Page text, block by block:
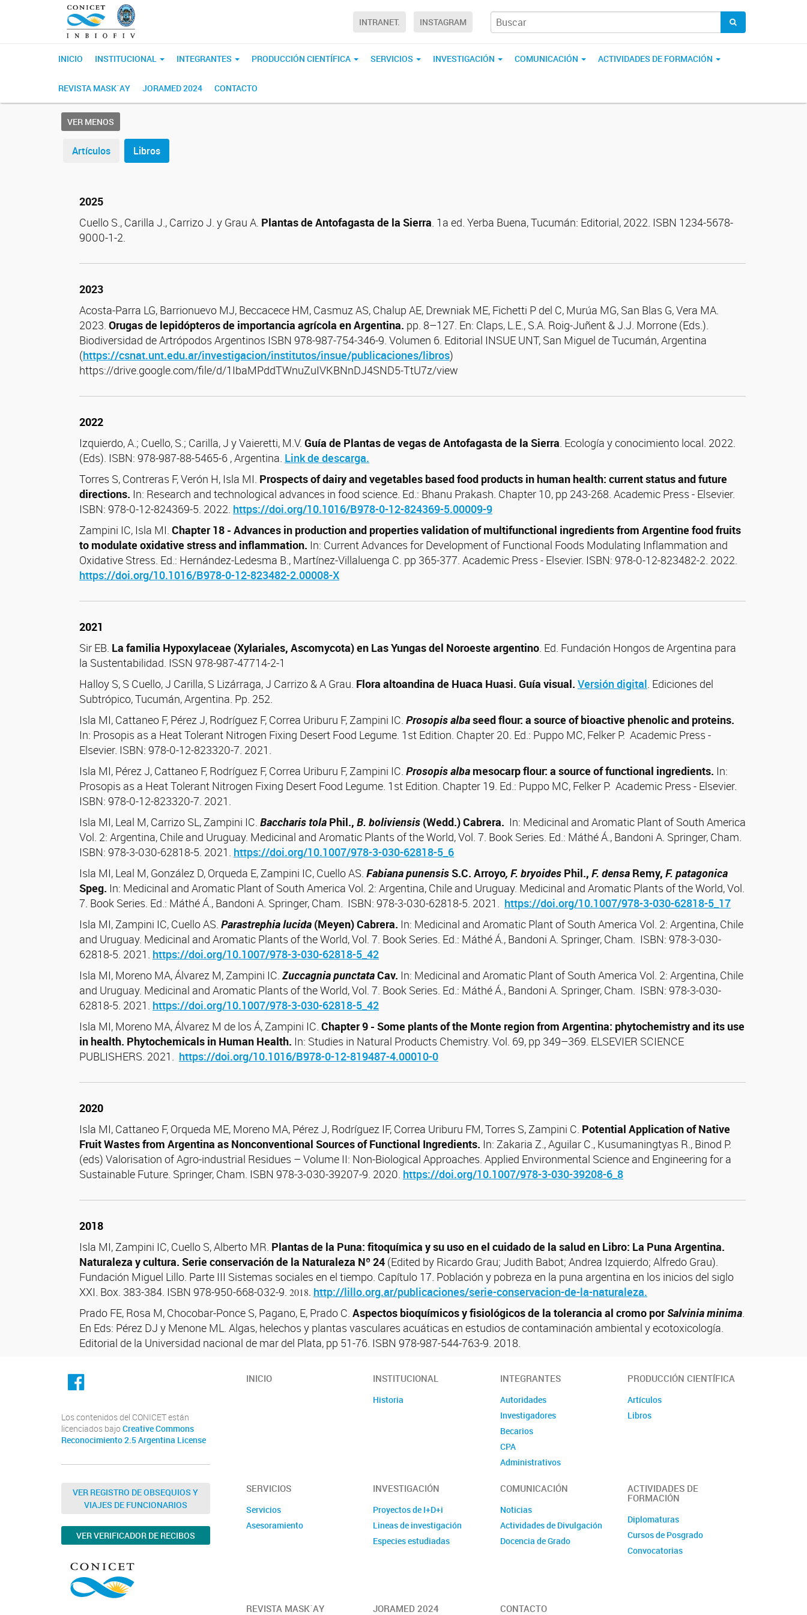
INTRANET. INSTAGRAM
INICIO INSTITUCIONAL INTEGRANTES PRODUCCIÓN CIENTÍFICA SERVICIOS INVESTIGACIÓN COMUNICACIÓN ACTIVIDADES DE FORMACIÓN
REVISTA MASK´AY JORAMED 2024 CONTACTO
VER MENOS
Artículos Libros
2025
Cuello S., Carilla J., Carrizo J. y Grau A. Plantas de Antofagasta de la Sierra. 1a ed. Yerba Buena, Tucumán: Editorial, 2022. ISBN 1234-5678-
9000-1-2.
2023
Acosta-Parra LG, Barrionuevo MJ, Beccacece HM, Casmuz AS, Chalup AE, Drewniak ME, Fichetti P del C, Murúa MG, San Blas G, Vera MA.
2023. Orugas de lepidópteros de importancia agrícola en Argentina. pp. 8–127. En: Claps, L.E., S.A. Roig-Juñent & J.J. Morrone (Eds.).
Biodiversidad de Artrópodos Argentinos ISBN 978-987-754-346-9. Volumen 6. Editorial INSUE UNT, San Miguel de Tucumán, Argentina
(https://csnat.unt.edu.ar/investigacion/institutos/insue/publicaciones/libros)
https://drive.google.com/file/d/1IbaMPddTWnuZuIVKBNnDJ4SND5-TtU7z/view
2022
Izquierdo, A.; Cuello, S.; Carilla, J y Vaieretti, M.V. Guía de Plantas de vegas de Antofagasta de la Sierra. Ecología y conocimiento local. 2022.
(Eds). ISBN: 978-987-88-5465-6 , Argentina. Link de descarga.
Torres S, Contreras F, Verón H, Isla MI. Prospects of dairy and vegetables based food products in human health: current status and future
directions. In: Research and technological advances in food science. Ed.: Bhanu Prakash. Chapter 10, pp 243-268. Academic Press - Elsevier.
ISBN: 978-0-12-824369-5. 2022. https://doi.org/10.1016/B978-0-12-824369-5.00009-9
Zampini IC, Isla MI. Chapter 18 - Advances in production and properties validation of multifunctional ingredients from Argentine food fruits
to modulate oxidative stress and inflammation. In: Current Advances for Development of Functional Foods Modulating Inflammation and
Oxidative Stress. Ed.: Hernández-Ledesma B., Martínez-Villaluenga C. pp 365-377. Academic Press - Elsevier. ISBN: 978-0-12-823482-2. 2022.
https://doi.org/10.1016/B978-0-12-823482-2.00008-X
2021
Sir EB. La familia Hypoxylaceae (Xylariales, Ascomycota) en Las Yungas del Noroeste argentino. Ed. Fundación Hongos de Argentina para
la Sustentabilidad. ISSN 978-987-47714-2-1
Halloy S, S Cuello, J Carilla, S Lizárraga, J Carrizo & A Grau. Flora altoandina de Huaca Huasi. Guía visual. Versión digital. Ediciones del
Subtrópico, Tucumán, Argentina. Pp. 252.
Isla MI, Cattaneo F, Pérez J, Rodríguez F, Correa Uriburu F, Zampini IC. Prosopis albaseed flour: a source of bioactive phenolic and proteins.
In: Prosopis as a Heat Tolerant Nitrogen Fixing Desert Food Legume. 1st Edition. Chapter 20. Ed.: Puppo MC, Felker P. Academic Press -
Elsevier. ISBN: 978-0-12-823320-7. 2021.
Isla MI, Pérez J, Cattaneo F, Rodríguez F, Correa Uriburu F, Zampini IC. Prosopis alba mesocarp flour: a source of functional ingredients. In:
Prosopis as a Heat Tolerant Nitrogen Fixing Desert Food Legume. 1st Edition. Chapter 19. Ed.: Puppo MC, Felker P. Academic Press - Elsevier.
ISBN: 978-0-12-823320-7. 2021.
Isla MI, Leal M, Carrizo SL, Zampini IC. Baccharis tola Phil., B. boliviensis (Wedd.) Cabrera. In: Medicinal and Aromatic Plant of South America
Vol. 2: Argentina, Chile and Uruguay. Medicinal and Aromatic Plants of the World, Vol. 7. Book Series. Ed.: Máthé Á., Bandoni A. Springer, Cham.
ISBN: 978-3-030-62818-5. 2021. https://doi.org/10.1007/978-3-030-62818-5_6
Isla MI, Leal M, González D, Orqueda E, Zampini IC, Cuello AS. Fabiana punensisS.C. Arroyo, F. bryoides Phil., F. densa Remy, F. patagonica
Speg. In: Medicinal and Aromatic Plant of South America Vol. 2: Argentina, Chile and Uruguay. Medicinal and Aromatic Plants of the World, Vol.
7. Book Series. Ed.: Máthé Á., Bandoni A. Springer, Cham. ISBN: 978-3-030-62818-5. 2021. https://doi.org/10.1007/978-3-030-62818-5_17
Isla MI, Zampini IC, Cuello AS. Parastrephia lucida (Meyen) Cabrera. In: Medicinal and Aromatic Plant of South America Vol. 2: Argentina, Chile
and Uruguay. Medicinal and Aromatic Plants of the World, Vol. 7. Book Series. Ed.: Máthé Á., Bandoni A. Springer, Cham. ISBN: 978-3-030-
62818-5. 2021. https://doi.org/10.1007/978-3-030-62818-5_42
Isla MI, Moreno MA, Álvarez M, Zampini IC. Zuccagnia punctataCav. In: Medicinal and Aromatic Plant of South America Vol. 2: Argentina, Chile
and Uruguay. Medicinal and Aromatic Plants of the World, Vol. 7. Book Series. Ed.: Máthé Á., Bandoni A. Springer, Cham. ISBN: 978-3-030-
62818-5. 2021. https://doi.org/10.1007/978-3-030-62818-5_42
Isla MI, Moreno MA,Álvarez M de los Á, Zampini IC. Chapter 9 - Some plants of the Monte region from Argentina: phytochemistry and its use
in health. Phytochemicals in Human Health. In: Studies in Natural Products Chemistry. Vol. 69, pp 349–369. ELSEVIER SCIENCE
PUBLISHERS. 2021. https://doi.org/10.1016/B978-0-12-819487-4.00010-0
2020
Isla MI, Cattaneo F, Orqueda ME, Moreno MA, Pérez J, Rodríguez IF, Correa Uriburu FM,Torres S,Zampini C. Potential Application of Native
Fruit Wastes from Argentina as Nonconventional Sources of Functional Ingredients. In: Zakaria Z., Aguilar C., Kusumaningtyas R., Binod P.
(eds) Valorisation of Agro-industrial Residues – Volume II: Non-Biological Approaches. Applied Environmental Science and Engineering for a
Sustainable Future. Springer, Cham. ISBN 978-3-030-39207-9. 2020. https://doi.org/10.1007/978-3-030-39208-6_8
2018
Isla MI, Zampini IC, Cuello S, Alberto MR. Plantas de la Puna: fitoquímica y su uso en el cuidado de la salud en Libro: La Puna Argentina.
Naturaleza y cultura. Serie conservación de la Naturaleza Nº 24 (Edited by Ricardo Grau; Judith Babot; Andrea Izquierdo; Alfredo Grau).
Fundación Miguel Lillo. Parte III Sistemas sociales en el tiempo. Capítulo 17. Población y pobreza en la puna argentina en los inicios del siglo
XXI. Box. 383-384. ISBN 978-950-668-032-9. 2018. http://lillo.org.ar/publicaciones/serie-conservacion-de-la-naturaleza.
Prado FE, Rosa M, Chocobar-Ponce S, Pagano, E, Prado C. Aspectos bioquímicos y fisiológicos de la tolerancia al cromo porSalvinia minima.
En Eds: Pérez DJ y Menone ML. Algas, helechos y plantas vasculares acuáticas en estudios de contaminación ambiental y ecotoxicología.
Editorial de la Universidad nacional de mar del Plata, pp 51-76. ISBN 978-987-544-763-9. 2018.
facebook
Los contenidos del CONICET están
licenciados bajo Creative Commons
Reconocimiento 2.5 Argentina License
VER REGISTRO DE OBSEQUIOS Y
VIAJES DE FUNCIONARIOS
VER VERIFICADOR DE RECIBOS
INICIO INSTITUCIONAL
Historia
INTEGRANTES
Autoridades
Investigadores
Becarios
CPA
Administrativos
PRODUCCIÓN CIENTÍFICA
Artículos
Libros
SERVICIOS
Servicios
Asesoramiento
INVESTIGACIÓN
Proyectos de I+D+i
Lineas de investigación
Especies estudiadas
COMUNICACIÓN
Noticias
Actividades de Divulgación
Docencia de Grado
ACTIVIDADES DE
FORMACIÓN
Diplomaturas
Cursos de Posgrado
Convocatorias
REVISTA MASK´AY JORAMED 2024 CONTACTO